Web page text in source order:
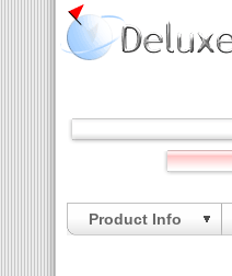
Product Info